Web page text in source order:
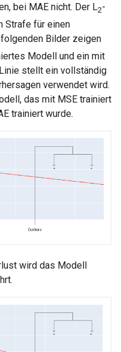
bei MAE nicht. Der L2-
Strafe für einen
Bilder zeigen
Modell und ein mit
stellt ein vollständig
verwendet wird.
das mit MSE trainiert
trainiert wurde.
wird das Modell